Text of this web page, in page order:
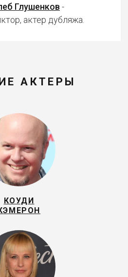
Глушенков -
актер дубляжа.
АКТЕРЫ
КОУДИ